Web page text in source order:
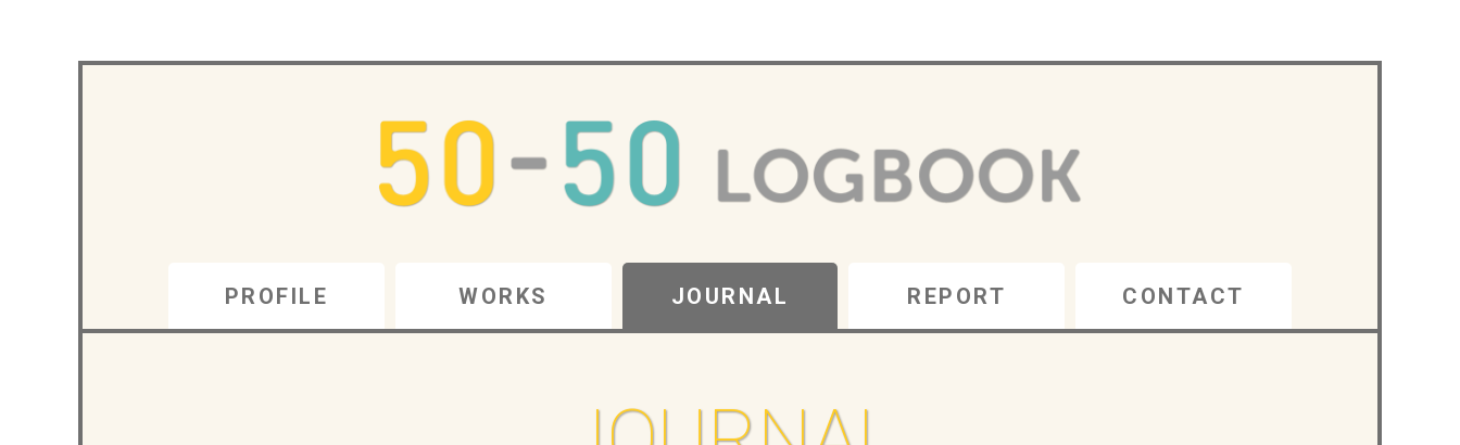
PROFILE WORKS JOURNAL REPORT CONTACT